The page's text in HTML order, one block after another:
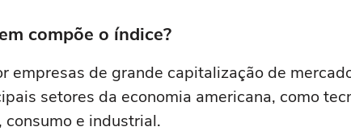
compõe o índice?
empresas de grande capitalização de
setores da economia americana, como
consumo e industrial.